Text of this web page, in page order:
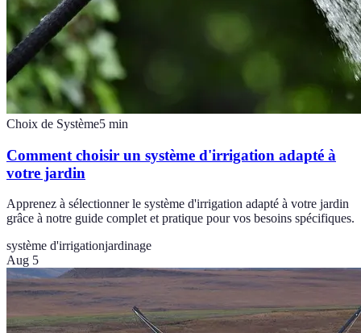
Choix de Système5 min
Comment choisir un système d'irrigation adapté à
votre jardin
Apprenez à sélectionner le système d'irrigation adapté à votre jardin
grâce à notre guide complet et pratique pour vos besoins spécifiques.
système d'irrigationjardinage
Aug 5